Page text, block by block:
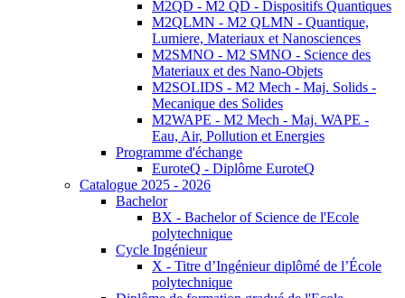
M2QD - M2 QD - Dispositifs Quantiques
M2QLMN - M2 QLMN - Quantique,
Lumiere, Materiaux et Nanosciences
M2SMNO - M2 SMNO - Science des
Materiaux et des Nano-Objets
M2SOLIDS - M2 Mech - Maj. Solids -
Mecanique des Solides
M2WAPE - M2 Mech - Maj. WAPE -
Eau, Air, Pollution et Energies
Programme d'échange
EuroteQ - Diplôme EuroteQ
Catalogue 2025 - 2026
Bachelor
BX - Bachelor of Science de l'Ecole
polytechnique
Cycle Ingénieur
X - Titre d’Ingénieur diplômé de l’École
polytechnique